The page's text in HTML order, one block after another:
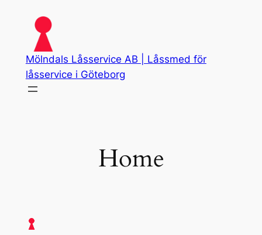
content
Mölndals Låsservice AB | Låssmed för
låsservice i Göteborg
Home